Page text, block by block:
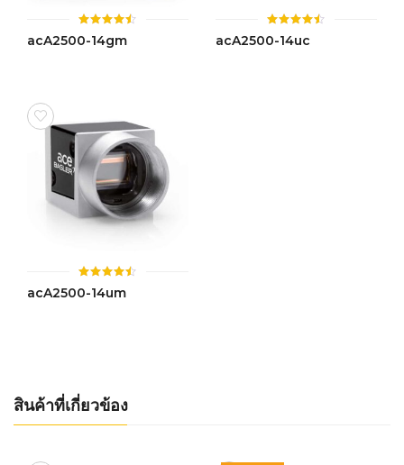
ให้
คะแนน
acA2500-14gm
ให้
คะแนน
acA2500-14uc
ให้
คะแนน
acA2500-14um
สินค้าที่เกี่ยวข้อง